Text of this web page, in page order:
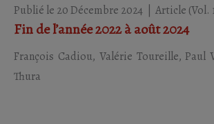
Publié le 20 Décembre 2024 Article (Vol.
Fin de l’année 2022 à août 2024
François Cadiou, Valérie Toureille, Paul
Thura